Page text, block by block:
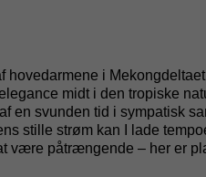
hovedarmene i
midt i den tropiske
en svunden tid i sympatisk
stille strøm kan I lade
være påtrængende – her er